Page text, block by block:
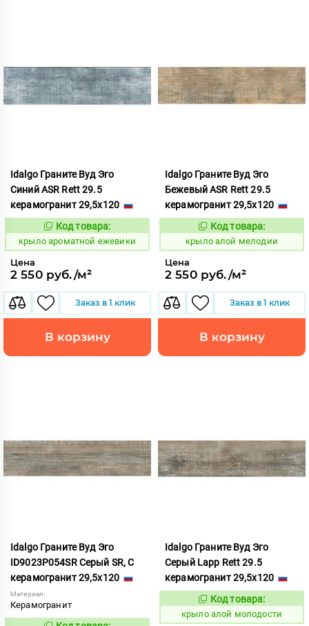
Idalgo Граните Вуд Эго
Синий ASR Rett 29.5
керамогранит 29,5x120
828399
Код товара:
крыло ароматной ежевики
Цена
2 550 руб./м²
Заказ в 1 клик
В корзину
Idalgo Граните Вуд Эго
Бежевый ASR Rett 29.5
керамогранит 29,5x120
828298
Код товара:
крыло алой мелодии
Цена
2 550 руб./м²
Заказ в 1 клик
В корзину
Idalgo Граните Вуд Эго
ID9023P054SR Серый SR, С
керамогранит 29,5x120
Материал:
Керамогранит
Idalgo Граните Вуд Эго
Серый Lapp Rett 29.5
керамогранит 29,5x120
828304
Код товара:
крыло алой молодости